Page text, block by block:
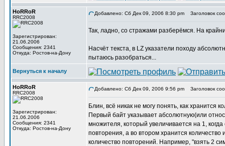
HoRRoR
RRC2008
Зарегистрирован:
21.06.2006
Сообщения: 2341
Откуда: Ростов-на-Дону
Добавлено: Сб Дек 09, 2006 8:30 pm Заголовок
Так, ладно, со стражами разберёмся. На
Насчёт текста, в LZ указатели походу
пытаюсь разобраться...
Вернуться к началу
HoRRoR
RRC2008
Зарегистрирован:
21.06.2006
Сообщения: 2341
Откуда: Ростов-на-Дону
Добавлено: Сб Дек 09, 2006 9:56 pm Заголовок
Блин, всё никак не могу понять, как хранится
Первый байт указывает абсолютную(или
множителя, который увеличивается на 1,
повторения, а во втором хранится
количество повторений. Например, "взять 2